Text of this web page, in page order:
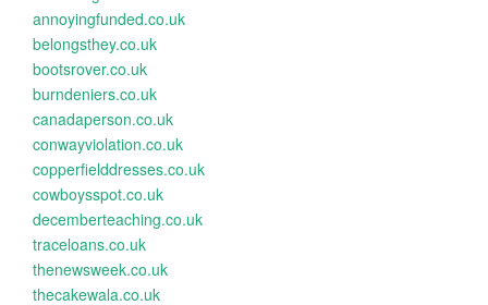
annoyingfunded.co.uk
belongsthey.co.uk
bootsrover.co.uk
burndeniers.co.uk
canadaperson.co.uk
conwayviolation.co.uk
copperfielddresses.co.uk
cowboysspot.co.uk
decemberteaching.co.uk
traceloans.co.uk
thenewsweek.co.uk
thecakewala.co.uk